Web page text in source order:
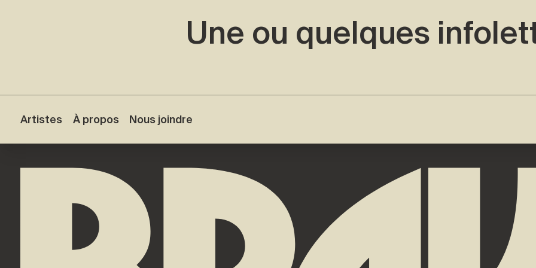
Une ou quelques
pour vous →
Artistes À propos Nous joindre
Accueil